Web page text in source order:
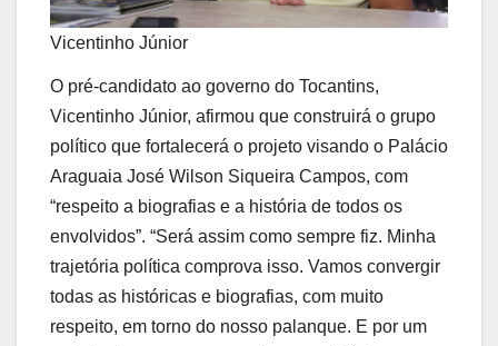
Vicentinho Júnior
O pré-candidato ao governo do Tocantins,
Vicentinho Júnior, afirmou que construirá o grupo
político que fortalecerá o projeto visando o Palácio
Araguaia José Wilson Siqueira Campos, com
“respeito a biografias e a história de todos os
envolvidos”. “Será assim como sempre fiz. Minha
trajetória política comprova isso. Vamos convergir
todas as históricas e biografias, com muito
respeito, em torno do nosso palanque. E por um